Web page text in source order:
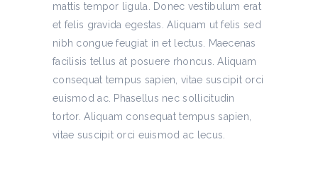
mattis tempor ligula. Donec vestibulum erat
et felis gravida egestas. Aliquam ut felis sed
nibh congue feugiat in et lectus. Maecenas
facilisis tellus at posuere rhoncus. Aliquam
consequat tempus sapien, vitae suscipit orci
euismod ac. Phasellus nec sollicitudin
tortor. Aliquam consequat tempus sapien,
vitae suscipit orci euismod ac lecus.